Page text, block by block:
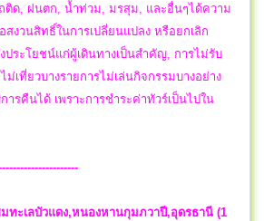
ติด, ฝนตก, น้ำท่วม, มรสุม, และอื่นๆได้ความ
งวนสิทธิ์ในการเปลี่ยนแปลง หรือยกเลิก
ประโยชน์แก่ผู้เดินทางเป็นสำคัญ, การไม่รับ
เที่ยวบางรายการไม่เล่นกิจกรรมบางอย่าง
รคืนได้ เพราะการชำระค่าทัวร์เป็นไปใน
ทะเลบัวแดง,หนองหานกุมภวาปี,อุดรธานี (1